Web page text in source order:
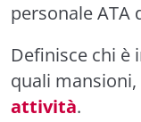
personale ATA
Definisce chi è
quali mansioni,
attività.